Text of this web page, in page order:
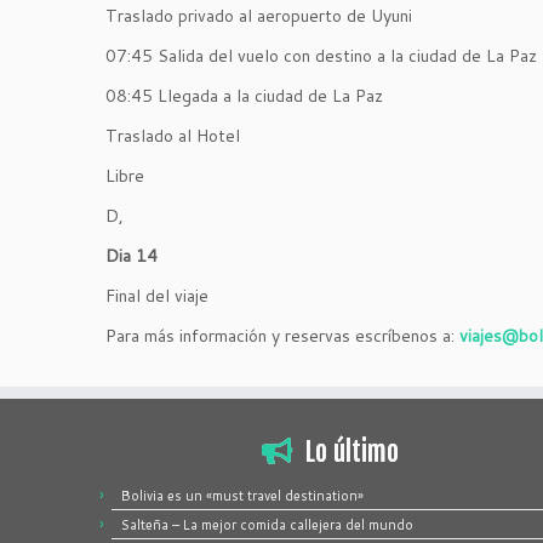
Traslado privado al aeropuerto de Uyuni
07:45 Salida del vuelo con destino a la ciudad de La Paz
08:45 Llegada a la ciudad de La Paz
Traslado al Hotel
Libre
D,
Dia 14
Final del viaje
Para más información y reservas escríbenos a:
Lo último
Bolivia es un «must travel destination»
Salteña – La mejor comida callejera del mundo